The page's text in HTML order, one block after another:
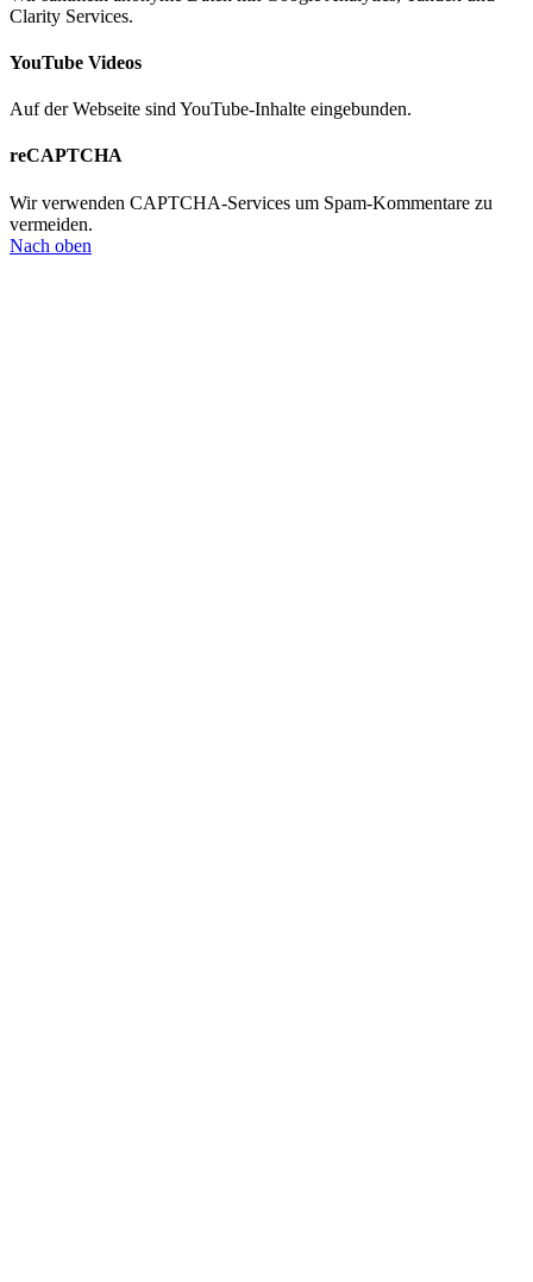
Clarity Services.
YouTube Videos
Auf der Webseite sind YouTube-Inhalte eingebunden.
reCAPTCHA
Wir verwenden CAPTCHA-Services um Spam-Kommentare zu
vermeiden.
Nach oben